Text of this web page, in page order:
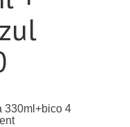
330ml+bico 4